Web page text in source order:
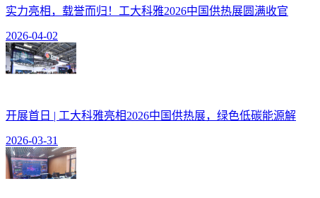
实力亮相，载誉而归！工大科雅2026中国供热展圆满收官
2026-04-02
开展首日 | 工大科雅亮相2026中国供热展，绿色低碳能源解
2026-03-31